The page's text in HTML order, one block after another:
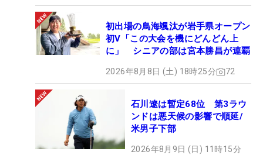
初出場の鳥海颯汰が岩手県オープン
初V「この大会を機にどんどん上
に」 シニアの部は宮本勝昌が連覇
2026年8月8日 (土) 18時25分 72
石川遼は暫定68位 第3ラウ
ンドは悪天候の影響で順延/
米男子下部
2026年8月9日 (日) 11時15分